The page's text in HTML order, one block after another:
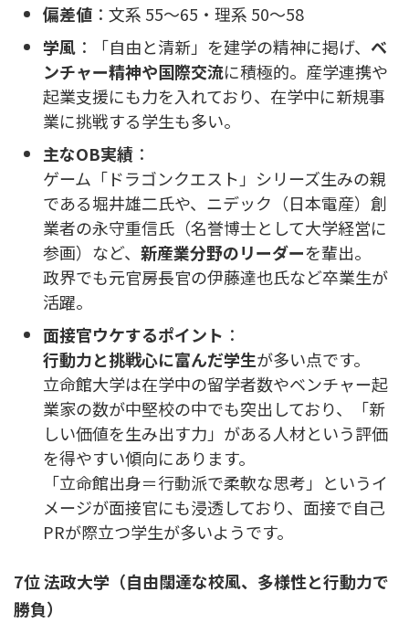
偏差値 ：文系 55〜65・理系 50〜58
学風 ：「自由と清新」を建学の精神に掲げ、 ベ
ンチャー精神や国際交流に積極的。産学連携や
起業支援にも力を入れており、在学中に新規事
業に挑戦する学生も多い。
主なOB実績 ：
ゲーム「ドラゴンクエスト」シリーズ生みの親
である堀井雄二氏や、ニデック（日本電産）創
業者の永守重信氏（名誉博士として大学経営に
参画）など、 新産業分野のリーダーを輩出。
政界でも元官房長官の伊藤達也氏など卒業生が
活躍。
面接官ウケするポイント ：
行動力と挑戦心に富んだ学生が多い点です。
立命館大学は在学中の留学者数やベンチャー起
業家の数が中堅校の中でも突出しており、「新
しい価値を生み出す力」がある人材という評価
を得やすい傾向にあります。
「立命館出身＝行動派で柔軟な思考」というイ
メージが面接官にも浸透しており、面接で自己
PRが際立つ学生が多いようです。
7位 法政大学（自由闊達な校風、多様性と行動力で
勝負）